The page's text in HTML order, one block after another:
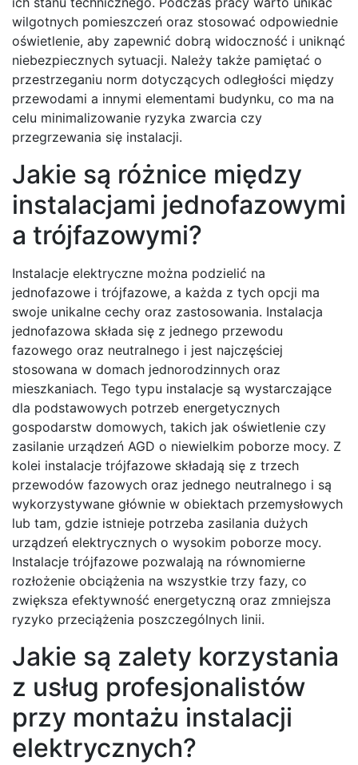
wilgotnych pomieszczeń oraz stosować odpowiednie
oświetlenie, aby zapewnić dobrą widoczność i uniknąć
niebezpiecznych sytuacji. Należy także pamiętać o
przestrzeganiu norm dotyczących odległości między
przewodami a innymi elementami budynku, co ma na
celu minimalizowanie ryzyka zwarcia czy
przegrzewania się instalacji.
Jakie są różnice między
instalacjami jednofazowymi
a trójfazowymi?
Instalacje elektryczne można podzielić na
jednofazowe i trójfazowe, a każda z tych opcji ma
swoje unikalne cechy oraz zastosowania. Instalacja
jednofazowa składa się z jednego przewodu
fazowego oraz neutralnego i jest najczęściej
stosowana w domach jednorodzinnych oraz
mieszkaniach. Tego typu instalacje są wystarczające
dla podstawowych potrzeb energetycznych
gospodarstw domowych, takich jak oświetlenie czy
zasilanie urządzeń AGD o niewielkim poborze mocy. Z
kolei instalacje trójfazowe składają się z trzech
przewodów fazowych oraz jednego neutralnego i są
wykorzystywane głównie w obiektach przemysłowych
lub tam, gdzie istnieje potrzeba zasilania dużych
urządzeń elektrycznych o wysokim poborze mocy.
Instalacje trójfazowe pozwalają na równomierne
rozłożenie obciążenia na wszystkie trzy fazy, co
zwiększa efektywność energetyczną oraz zmniejsza
ryzyko przeciążenia poszczególnych linii.
Jakie są zalety korzystania
z usług profesjonalistów
przy montażu instalacji
elektrycznych?